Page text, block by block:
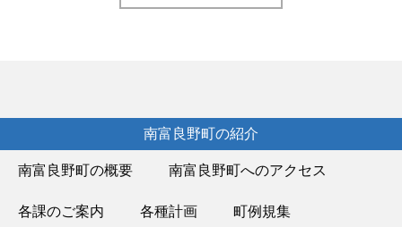
南富良野町の紹介
南富良野町の概要 南富良野町へのアクセス
各課のご案内 各種計画 町例規集